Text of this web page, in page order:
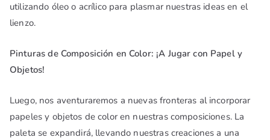
utilizando óleo o acrílico para plasmar nuestras ideas en el
lienzo.
Pinturas de Composición en Color: ¡A Jugar con Papel y
Objetos!
Luego, nos aventuraremos a nuevas fronteras al incorporar
papeles y objetos de color en nuestras composiciones. La
paleta se expandirá, llevando nuestras creaciones a una